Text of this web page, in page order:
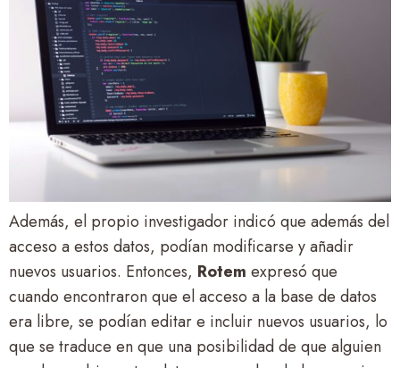
Además, el propio investigador indicó que además del
acceso a estos datos, podían modificarse y añadir
nuevos usuarios. Entonces, Rotem expresó que
cuando encontraron que el acceso a la base de datos
era libre, se podían editar e incluir nuevos usuarios, lo
que se traduce en que una posibilidad de que alguien